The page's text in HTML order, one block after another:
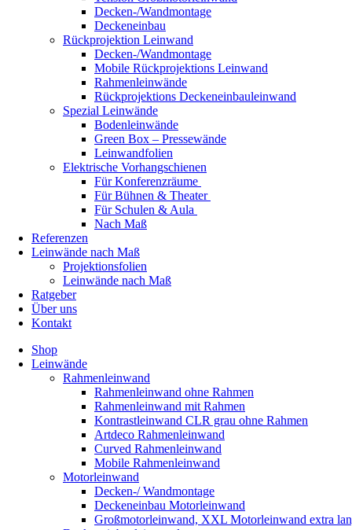
Decken-/Wandmontage
Deckeneinbau
Rückprojektion Leinwand
Decken-/Wandmontage
Mobile Rückprojektions Leinwand
Rahmenleinwände
Rückprojektions Deckeneinbauleinwand
Spezial Leinwände
Bodenleinwände
Green Box – Pressewände
Leinwandfolien
Elektrische Vorhangschienen
Für Konferenzräume
Für Bühnen & Theater
Für Schulen & Aula
Nach Maß
Referenzen
Leinwände nach Maß
Projektionsfolien
Leinwände nach Maß
Ratgeber
Über uns
Kontakt
Shop
Leinwände
Rahmenleinwand
Rahmenleinwand ohne Rahmen
Rahmenleinwand mit Rahmen
Kontrastleinwand CLR grau ohne Rahmen
Artdeco Rahmenleinwand
Curved Rahmenleinwand
Mobile Rahmenleinwand
Motorleinwand
Decken-/ Wandmontage
Deckeneinbau Motorleinwand
Großmotorleinwand, XXL Motorleinwand extra